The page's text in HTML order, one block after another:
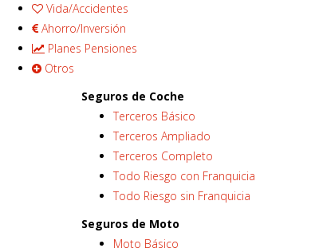
Vida/Accidentes
Ahorro/Inversión
Planes Pensiones
Otros
Seguros de Coche
Terceros Básico
Terceros Ampliado
Terceros Completo
Todo Riesgo con Franquicia
Todo Riesgo sin Franquicia
Seguros de Moto
Moto Básico